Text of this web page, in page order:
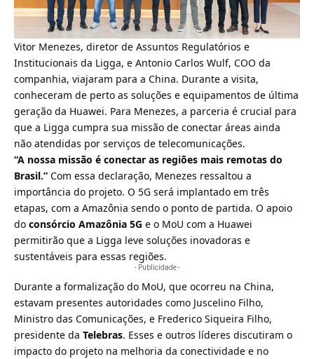
Vitor Menezes, diretor de Assuntos Regulatórios e
Institucionais da Ligga, e Antonio Carlos Wulf, COO da
companhia, viajaram para a China. Durante a visita,
conheceram de perto as soluções e equipamentos de última
geração da Huawei. Para Menezes, a parceria é crucial para
que a Ligga cumpra sua missão de conectar áreas ainda
não atendidas por serviços de telecomunicações.
“A nossa missão é conectar as regiões mais remotas do
Brasil.” Com essa declaração, Menezes ressaltou a
importância do projeto. O 5G será implantado em três
etapas, com a Amazônia sendo o ponto de partida. O apoio
do consórcio Amazônia 5G e o MoU com a Huawei
permitirão que a Ligga leve soluções inovadoras e
sustentáveis para essas regiões.
- Publicidade -
Durante a formalização do MoU, que ocorreu na China,
estavam presentes autoridades como Juscelino Filho,
Ministro das Comunicações, e Frederico Siqueira Filho,
presidente da Telebras. Esses e outros líderes discutiram o
impacto do projeto na melhoria da conectividade e no